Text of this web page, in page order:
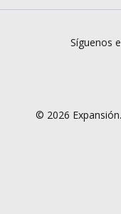
Síguenos
© 2026 Expansión.